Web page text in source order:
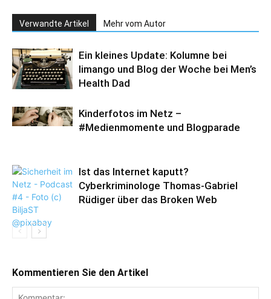
Verwandte Artikel Mehr vom Autor
Ein kleines Update: Kolumne bei
limango und Blog der Woche bei Men’s
Health Dad
Kinderfotos im Netz –
#Medienmomente und Blogparade
Ist das Internet kaputt?
Cyberkriminologe Thomas-Gabriel
Rüdiger über das Broken Web
Kommentieren Sie den Artikel